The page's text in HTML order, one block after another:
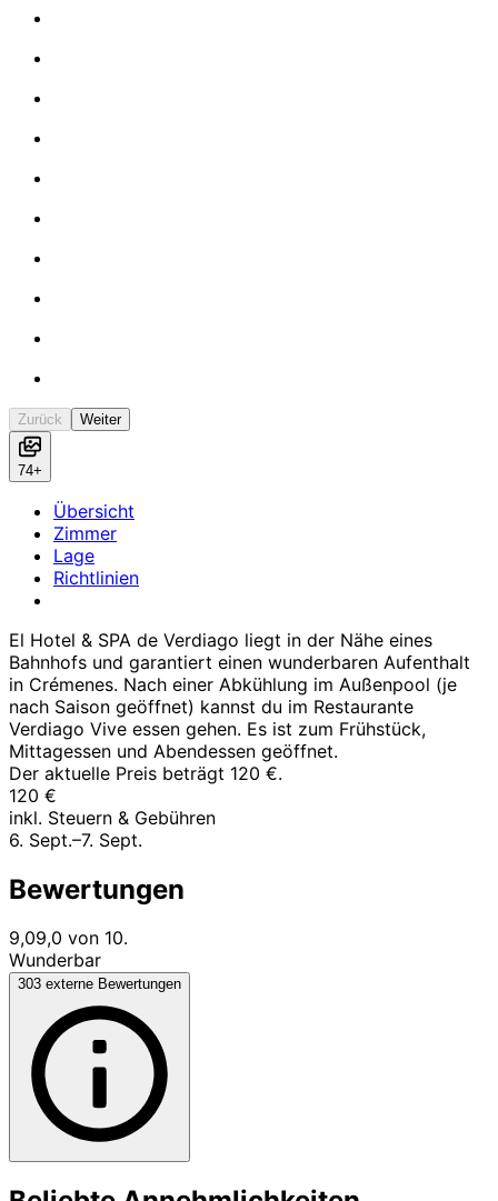
Zurück Weiter
74+
Übersicht
Zimmer
Lage
Richtlinien
El Hotel & SPA de Verdiago liegt in der Nähe eines
Bahnhofs und garantiert einen wunderbaren Aufenthalt
in Crémenes. Nach einer Abkühlung im Außenpool (je
nach Saison geöffnet) kannst du im Restaurante
Verdiago Vive essen gehen. Es ist zum Frühstück,
Mittagessen und Abendessen geöffnet.
Der aktuelle Preis beträgt 120 €.
120 €
inkl. Steuern & Gebühren
6. Sept.–7. Sept.
Bewertungen
9,09,0 von 10.
Wunderbar
303 externe Bewertungen